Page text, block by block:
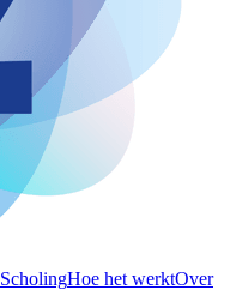
ScholingHoe het werktOver